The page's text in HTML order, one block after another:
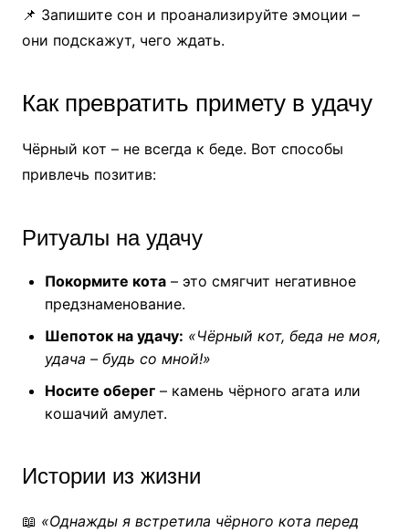
📌 Запишите сон и проанализируйте эмоции –
они подскажут, чего ждать.
Как превратить примету в удачу
Чёрный кот – не всегда к беде. Вот способы
привлечь позитив:
Ритуалы на удачу
Покормите кота– это смягчит негативное
предзнаменование.
Шепоток на удачу: «Чёрный кот, беда не моя,
удача – будь со мной!»
Носите оберег– камень чёрного агата или
кошачий амулет.
Истории из жизни
📖 «Однажды я встретила чёрного кота перед